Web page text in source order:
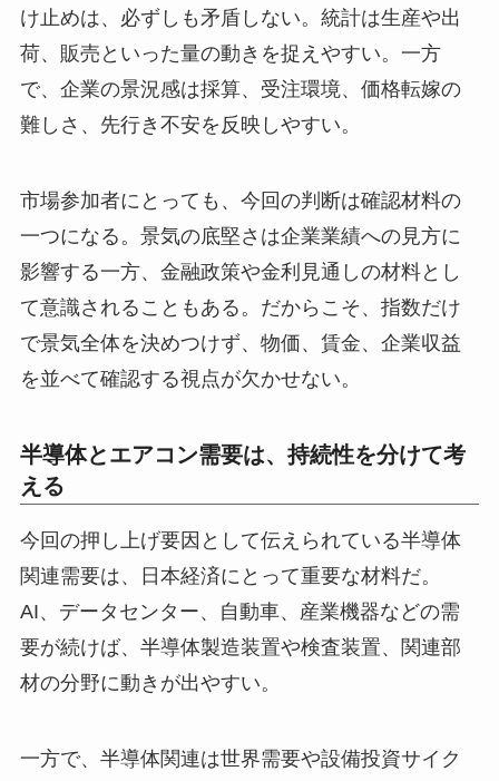
け止めは、必ずしも矛盾しない。統計は生産や出
荷、販売といった量の動きを捉えやすい。一方
で、企業の景況感は採算、受注環境、価格転嫁の
難しさ、先行き不安を反映しやすい。
市場参加者にとっても、今回の判断は確認材料の
一つになる。景気の底堅さは企業業績への見方に
影響する一方、金融政策や金利見通しの材料とし
て意識されることもある。だからこそ、指数だけ
で景気全体を決めつけず、物価、賃金、企業収益
を並べて確認する視点が欠かせない。
半導体とエアコン需要は、持続性を分けて考
える
今回の押し上げ要因として伝えられている半導体
関連需要は、日本経済にとって重要な材料だ。
AI、データセンター、自動車、産業機器などの需
要が続けば、半導体製造装置や検査装置、関連部
材の分野に動きが出やすい。
一方で、半導体関連は世界需要や設備投資サイク